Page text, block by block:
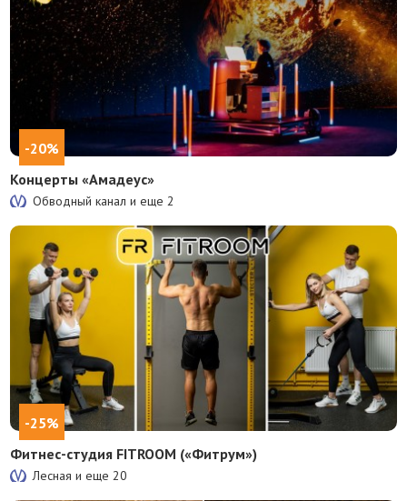
-20%
Концерты «Амадеус»
Обводный канал и еще2
-25%
Фитнес-студия FITROOM («Фитрум»)
Лесная и еще20